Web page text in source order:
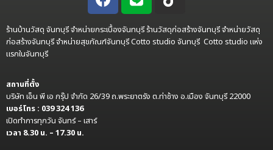
ร้านบ้านวัสดุ จันทบุรี จำหน่ายกระเบื้องจันทบุรี ร้านวัสดุก่อสร้างจันทบุรี จำหน่ายวัสดุ
ก่อสร้างจันทบุรี จำหน่ายสุขภัณฑ์จันทบุรี Cotto studio จันทบุรี Cotto studio แห่ง
แรกในจันทบุรี
สถานที่ตั้ง
บริษัท เอ็น พี เอ กรุ๊ป จำกัด 26/39 ถ.พระยาตรัง ต.ท่าช้าง อ.เมือง จันทบุรี 22000
เบอร์โทร : 039 324 136
เปิดทำการทุกวัน จันทร์ – เสาร์
เวลา 8.30 น. – 17.30 น.